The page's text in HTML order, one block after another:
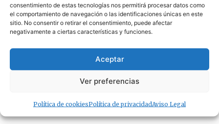
consentimiento de estas tecnologías nos permitirá procesar datos como
el comportamiento de navegación o las identificaciones únicas en este
sitio. No consentir o retirar el consentimiento, puede afectar
negativamente a ciertas características y funciones.
Aceptar
Ver preferencias
Política de cookiesPolítica de privacidadAviso Legal
05/08/2026
La Guardia Civil investiga a una vecina de Tarifa
por presunto maltrato animal tras la muerte de una
05/08/2026